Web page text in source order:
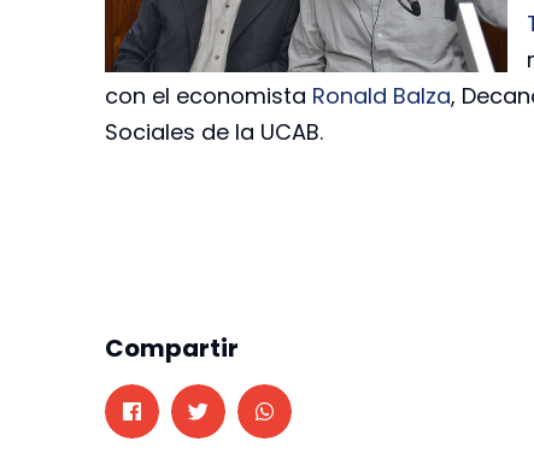
con el economista Ronald Balza,
Sociales de la UCAB.
Compartir